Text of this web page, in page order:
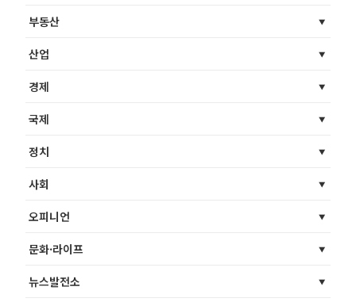
부동산
산업
경제
국제
정치
사회
오피니언
문화·라이프
뉴스발전소